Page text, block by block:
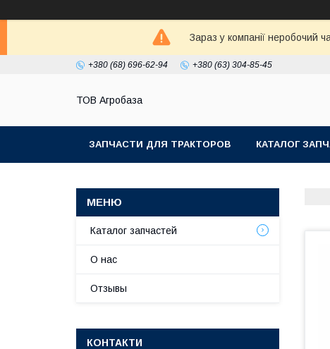
Зараз у компанії неробочий
+380 (68) 696-62-94 +380 (63) 304-85-45
ТОВ Агробаза
ЗАПЧАСТИ ДЛЯ ТРАКТОРОВ КАТАЛОГ
Каталог запчастей
О нас
Отзывы
КОНТАКТИ